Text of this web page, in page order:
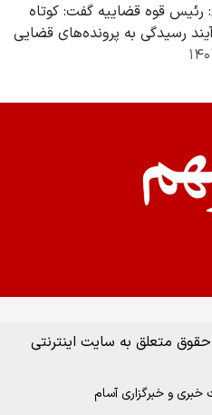
رئیس قوه قضاییه گفت: کوتاه
رسیدگی به پرونده‌های قضایی
اجتناب‌ناپذیر است چرا که
متعلق به سایت اینترنتی
و خبرگزاری آسام